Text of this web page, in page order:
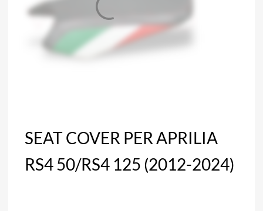
SEAT COVER PER APRILIA
RS4 50/RS4 125 (2012-2024)